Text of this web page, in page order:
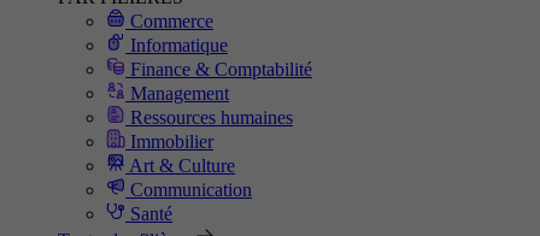
Commerce
Informatique
Finance & Comptabilité
Management
Ressources humaines
Immobilier
Art & Culture
Communication
Santé